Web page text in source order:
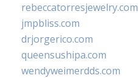
rebeccatorresjewelry.com
jmpbliss.com
drjorgerico.com
queensushipa.com
wendyweimerdds.com